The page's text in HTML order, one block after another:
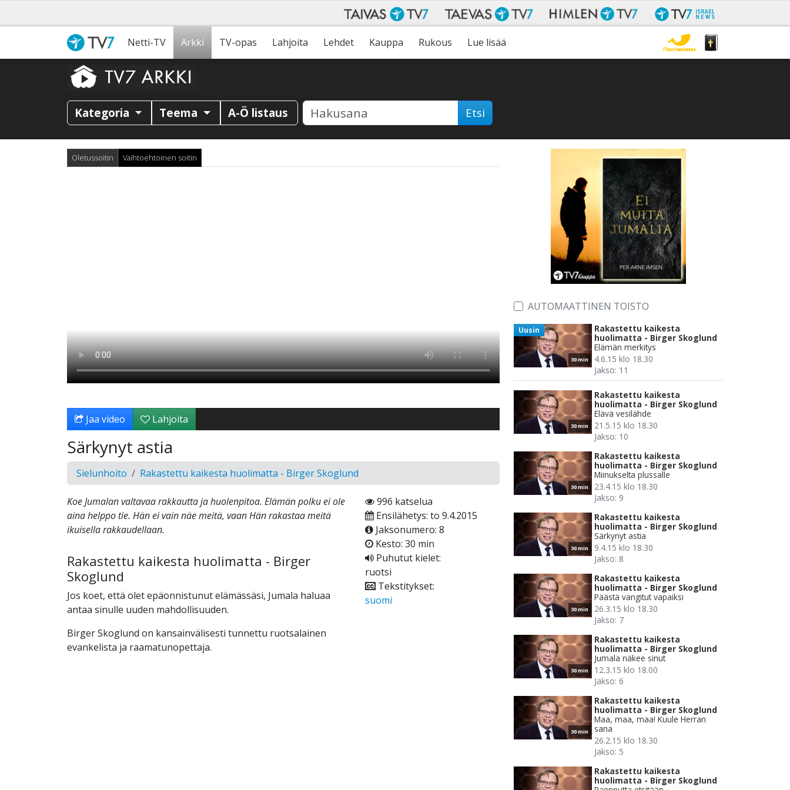
Netti-TV Arkki TV-opas Lahjoita Lehdet Kauppa Rukous Lue lisää
Kategoria Teema A-Ö listaus Etsi
Oletussoitin Vaihtoehtoinen soitin
Jaa video Lahjoita
Särkynyt astia
Sielunhoito Rakastettu kaikesta huolimatta - Birger Skoglund
Koe Jumalan valtavaa rakkautta ja huolenpitoa. Elämän polku ei ole
aina helppo tie. Hän ei vain näe meitä, vaan Hän rakastaa meitä
ikuisella rakkaudellaan.
Rakastettu kaikesta huolimatta - Birger
Skoglund
Jos koet, että olet epäonnistunut elämässäsi, Jumala haluaa
antaa sinulle uuden mahdollisuuden.
Birger Skoglund on kansainvälisesti tunnettu ruotsalainen
evankelista ja raamatunopettaja.
996 katselua
Ensilähetys: to 9.4.2015
Jaksonumero: 8
Kesto: 30 min
Puhutut kielet:
ruotsi
Tekstitykset:
suomi
AUTOMAATTINEN TOISTO
30 min
Uusin
Rakastettu kaikesta
huolimatta - Birger Skoglund
Elämän merkitys
4.6.15 klo 18.30
Jakso: 11
30 min
Rakastettu kaikesta
huolimatta - Birger Skoglund
Elävä vesilähde
21.5.15 klo 18.30
Jakso: 10
30 min
Rakastettu kaikesta
huolimatta - Birger Skoglund
Miinukselta plussalle
23.4.15 klo 18.30
Jakso: 9
30 min
Rakastettu kaikesta
huolimatta - Birger Skoglund
Särkynyt astia
9.4.15 klo 18.30
Jakso: 8
30 min
Rakastettu kaikesta
huolimatta - Birger Skoglund
Päästä vangitut vapaiksi
26.3.15 klo 18.30
Jakso: 7
30 min
Rakastettu kaikesta
huolimatta - Birger Skoglund
Jumala näkee sinut
12.3.15 klo 18.00
Jakso: 6
30 min
Rakastettu kaikesta
huolimatta - Birger Skoglund
Maa, maa, maa! Kuule Herran
sana
26.2.15 klo 18.30
Jakso: 5
Rakastettu kaikesta
huolimatta - Birger Skoglund